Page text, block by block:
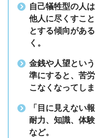
自己犠牲型の人
他人に尽くすこ
とする傾向があ
く。
金銭や人望とい
準にすると、苦
こなくなってしま
「目に見えない
耐力、知識、体
など。